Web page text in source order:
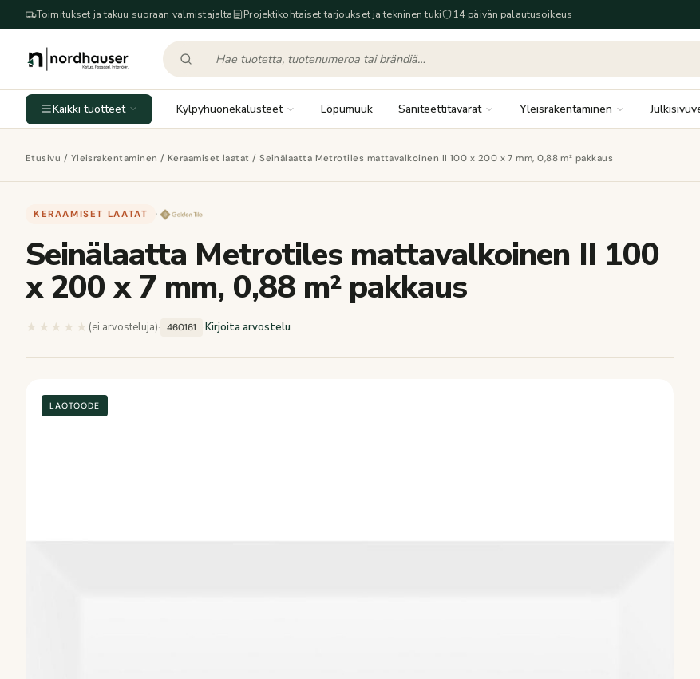
Toimitukset ja takuu suoraan valmistajalta Projektikohtaiset tarjoukset ja tekninen tuki 14 päivän palautusoikeus
Kaikki tuotteet Kylpyhuonekalusteet Lõpumüük Saniteettitavarat Yleisrakentaminen
Etusivu / Yleisrakentaminen / Keraamiset laatat / Seinälaatta Metrotiles mattavalkoinen II 100 x 200 x 7 mm, 0,88 m² pakkaus
KERAAMISET LAATAT ·
Seinälaatta Metrotiles mattavalkoinen II 100
x 200 x 7 mm, 0,88 m² pakkaus
★★★★★ ★★★★★
(ei arvosteluja)· 460161 ·Kirjoita arvostelu
LAOTOODE